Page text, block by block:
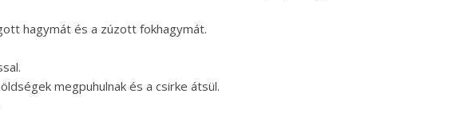
hagymát és a zúzott fokhagymát.
megpuhulnak és a csirke átsül.